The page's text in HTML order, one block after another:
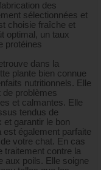
des
sélectionnées et
choisie fraîche et
optimal, un taux
protéines
dans la
plante bien connue
nutritionnels. Elle
de problèmes
et calmantes. Elle
tendus de
et garantir le bon
est également parfaite
votre chat. En cas
traitement contre la
aux poils. Elle soigne